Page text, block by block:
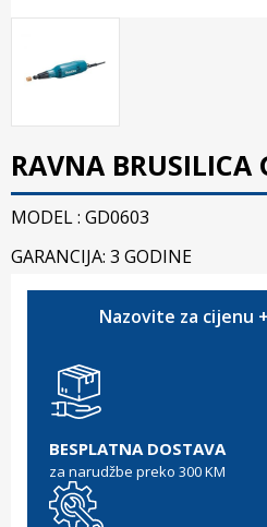
RAVNA BRUSILICA
MODEL : GD0603
GARANCIJA: 3 GODINE
Nazovite za cijenu
BESPLATNA DOSTAVA
za narudžbe preko 300 KM